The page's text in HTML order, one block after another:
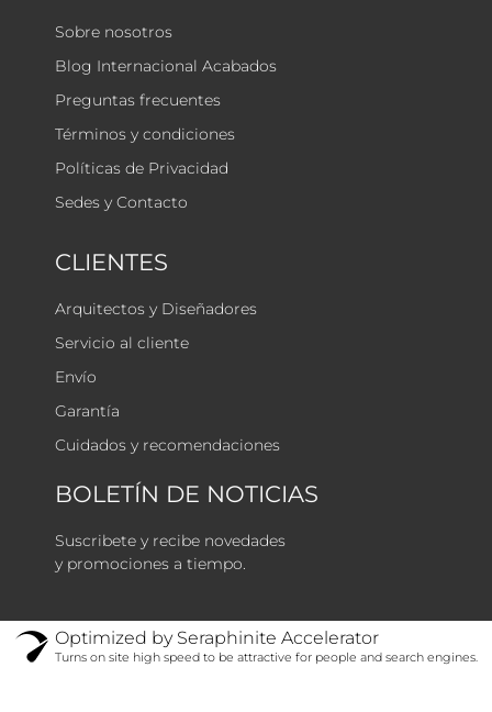
Sobre nosotros
Blog Internacional Acabados
Preguntas frecuentes
Términos y condiciones
Políticas de Privacidad
Sedes y Contacto
CLIENTES
Arquitectos y Diseñadores
Servicio al cliente
Envío
Garantía
Cuidados y recomendaciones
BOLETÍN DE NOTICIAS
Suscribete y recibe novedades
y promociones a tiempo.
Optimized by Seraphinite Accelerator
Turns on site high speed to be attractive for people and search engines.